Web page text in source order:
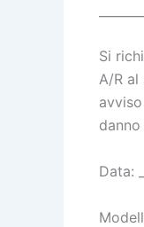
Si
A/R al
Data: